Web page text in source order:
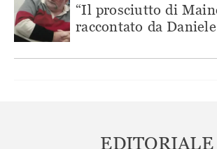
“Il prosciutto di
raccontato da
EDITORIALE